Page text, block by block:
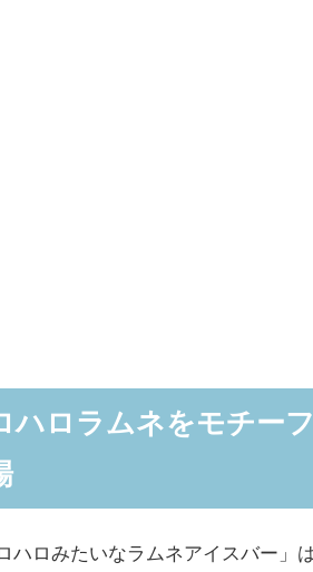
ハロラムネをモチー
ハロみたいなラムネアイスバー」